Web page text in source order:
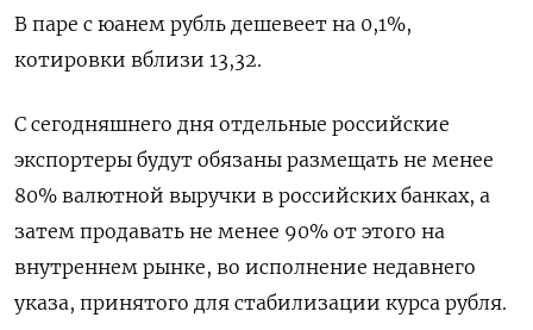
В паре с юанем рубль дешевеет на 0,1%,
котировки вблизи 13,32.
С сегодняшнего дня отдельные российские
экспортеры будут обязаны размещать не менее
80% валютной выручки в российских банках, а
затем продавать не менее 90% от этого на
внутреннем рынке, во исполнение недавнего
указа, принятого для стабилизации курса рубля.